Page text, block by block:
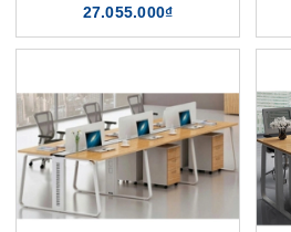
27.055.000₫